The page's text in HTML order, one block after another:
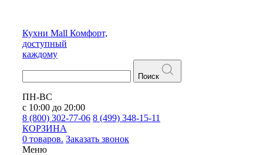
Кухни Mall Комфорт,
доступный
каждому
Поиск
ПН-ВС
с 10:00 до 20:00
8 (800) 302-77-06 8 (499) 348-15-11
КОРЗИНА
0 товаров. Заказать звонок
Меню